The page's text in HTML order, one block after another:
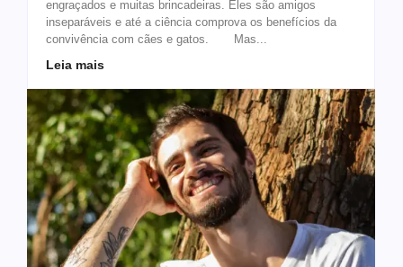
engraçados e muitas brincadeiras. Eles são amigos
inseparáveis e até a ciência comprova os benefícios da
convivência com cães e gatos. Mas...
Leia mais